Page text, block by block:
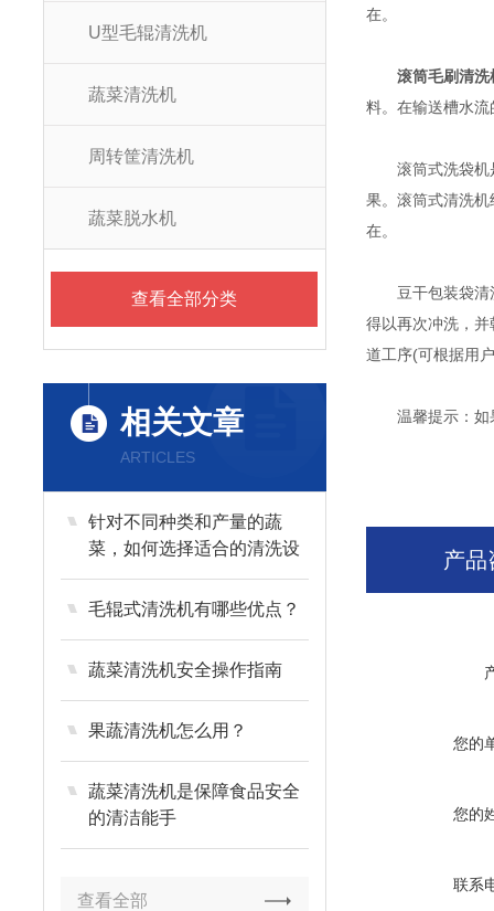
U型毛辊清洗机
蔬菜清洗机
周转筐清洗机
蔬菜脱水机
查看全部分类
相关文章
ARTICLES
针对不同种类和产量的蔬
菜，如何选择适合的清洗设
备？
毛辊式清洗机有哪些优点？
蔬菜清洗机安全操作指南
果蔬清洗机怎么用？
蔬菜清洗机是保障食品安全
的清洁能手
查看全部
在。
滚筒毛刷清洗
料。在输送槽水
滚筒式洗袋机是
果。滚筒式清洗
在。
豆干包装袋清洗
得以再次冲洗，
道工序(可根据用
温馨提示：如果
产品
您的
您的
联系